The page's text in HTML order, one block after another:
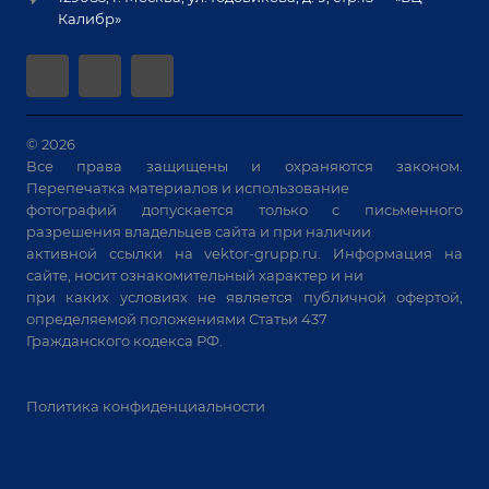
Позиционеры и вращатели
Машины контактной сварки
Универсальные зажимы
Системы аспирации
Станки лазерной резки
Решения для учебных заведений
автоматизации
Калибр»
© 2026
Все права защищены и охраняются законом.
Перепечатка материалов и использование
фотографий допускается только с письменного
разрешения владельцев сайта и при наличии
активной ссылки наvektor-grupp.ru . Информация на
сайте, носит ознакомительный характер и ни
при каких условиях не является публичной офертой,
определяемой положениями Статьи 437
Гражданского кодекса РФ.
Политика конфиденциальности